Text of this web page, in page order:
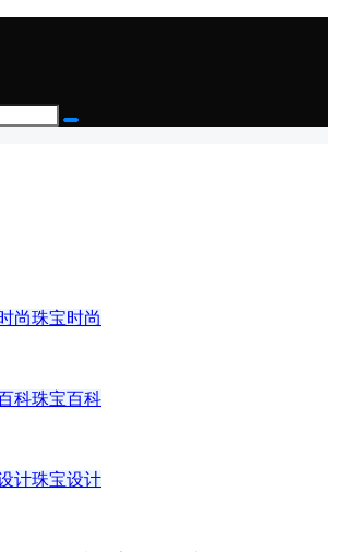
珠宝时尚
珠宝百科
珠宝设计